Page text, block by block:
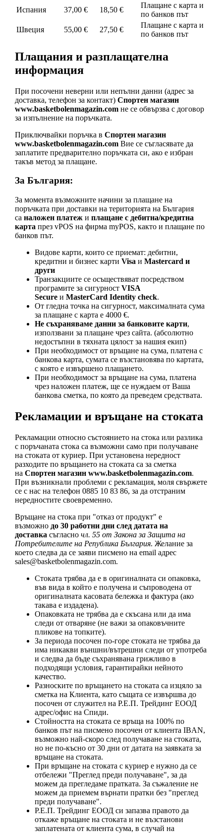
Испания
37,00 € 18,50 €
Плащане с карта и
по банков път
Швеция
55,00 € 27,50 €
Плащане с карта и
по банков път
Плащания и разплащателна
информация
При посочени неверни или непълни данни (адрес за
доставка, телефон за контакт) Спортен магазин
www.basketbolenmagazin.comне се обвързва с договор
за изпълнение на поръчката.
Приключвайки поръчка в Спортен магазин
www.basketbolenmagazin.comВие се съгласявате да
заплатите предварително поръчката си, ако е избран
такъв метод за плащане.
За България:
За момента възможните начини за плащане на
поръчката при доставки на територията на България
са наложен платежи плащане с дебитна/кредитна
карта през vPOS на фирма myPOS, както и плащане по
банков път.
Видове карти, които се приемат: дебитни,
кредитни и бизнес карти Visa и Mastеrcard и
други
Транзакциите се осъществяват посредством
програмите за сигурност VISA
Secureи MasterCard Identity check.
От гледна точка на сигурност, максималната сума
за плащане с карта е 4000 €.
Не съхраняваме данни за банковите карти,
използвани за плащане чрез сайта. (абсолютно
недостъпни в тяхната цялост за нашия екип)
При необходимост от връщане на сума, платена с
банкова карта, сумата се възстановява по картата,
с която е извършено плащането.
При необходимост за връщане на сума, платена
чрез наложен платеж, ще се нуждаем от Ваша
банкова сметка, по която да преведем средствата.
Рекламации и връщане на стоката
Рекламации относно състоянието на стока или разлика
с поръчаната стока са възможни само при получаване
на стоката от куриер. При установена нередност
разходите по връщането на стоката са за сметка
на Спортен магазин www.basketbolenmagazin.com.
При възникнали проблеми с рекламация, моля свържете
се с нас на телефон 0885 10 83 86, за да отстраним
нередностите своевременно.
Връщане на стока при "отказ от продукт" е
възможно до 30 работни дни след датата на
доставка съгласно чл. 55 от Закона за Защита на
Потребителите на Република България. Желание за
което следва да се заяви писмено на email адрес
sales@basketbolenmagazin.com.
Стоката трябва да е в оригиналната си опаковка,
във вида в който е получена и съпроводена от
оригиналната касовата бележка и фактура (ако
такава е издадена).
Опаковката не трябва да е скъсана или да има
следи от отваряне (не важи за опаковъчните
пликове на топките).
За периода посочен по-горе стоката не трябва да
има никакви външни/вътрешни следи от употреба
и следва да бъде съхранявана грижливо в
подходящи условия, гарантирайки нейното
качество.
Разноските по връщането на стоката са изцяло за
сметка на Клиента, като същата се извършва до
посочен от служител на Р.Е.П. Трейдинг ЕООД
адрес/офис на Спиди.
Стойността на стоката се връща на 100% по
банков път на писмено посочен от клиента IBAN,
възможно най-скоро след получаване на стоката,
но не по-късно от 30 дни от датата на заявката за
връщане на стоката.
При връщане на стоката с куриер е нужно да се
отбележи "Преглед преди получаване", за да
можем да прегледаме пратката. За съжаление не
можем да приемем върнати пратки без "преглед
преди получаване".
Р.Е.П. Трейдинг ЕООД си запазва правото да
откаже връщане на стоката и не възстанови
заплатената от клиента сума, в случай на